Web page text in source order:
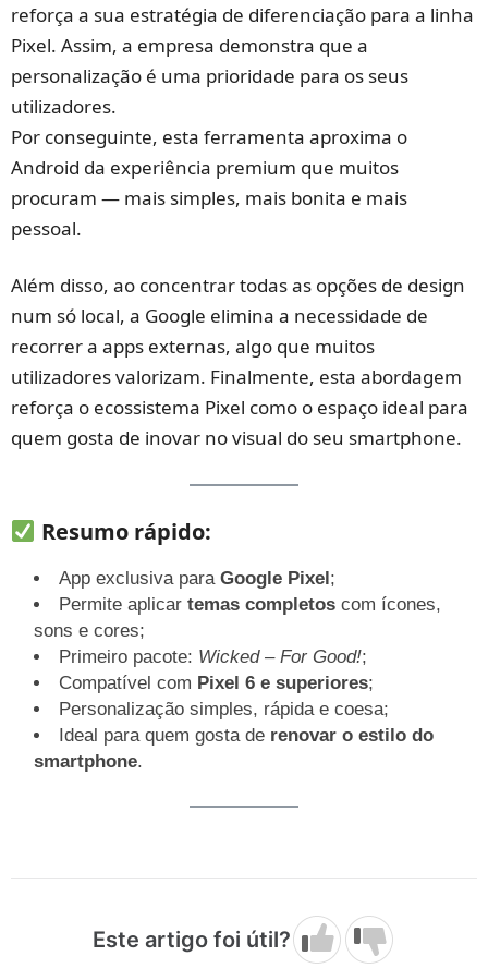
reforça a sua estratégia de diferenciação para a linha
Pixel. Assim, a empresa demonstra que a
personalização é uma prioridade para os seus
utilizadores.
Por conseguinte, esta ferramenta aproxima o
Android da experiência premium que muitos
procuram — mais simples, mais bonita e mais
pessoal.
Além disso, ao concentrar todas as opções de design
num só local, a Google elimina a necessidade de
recorrer a apps externas, algo que muitos
utilizadores valorizam. Finalmente, esta abordagem
reforça o ecossistema Pixel como o espaço ideal para
quem gosta de inovar no visual do seu smartphone.
Resumo rápido:
App exclusiva para Google Pixel;
Permite aplicar temas completos com ícones,
sons e cores;
Primeiro pacote: Wicked – For Good!;
Compatível com Pixel 6 e superiores;
Personalização simples, rápida e coesa;
Ideal para quem gosta de renovar o estilo do
smartphone.
Este artigo foi útil?